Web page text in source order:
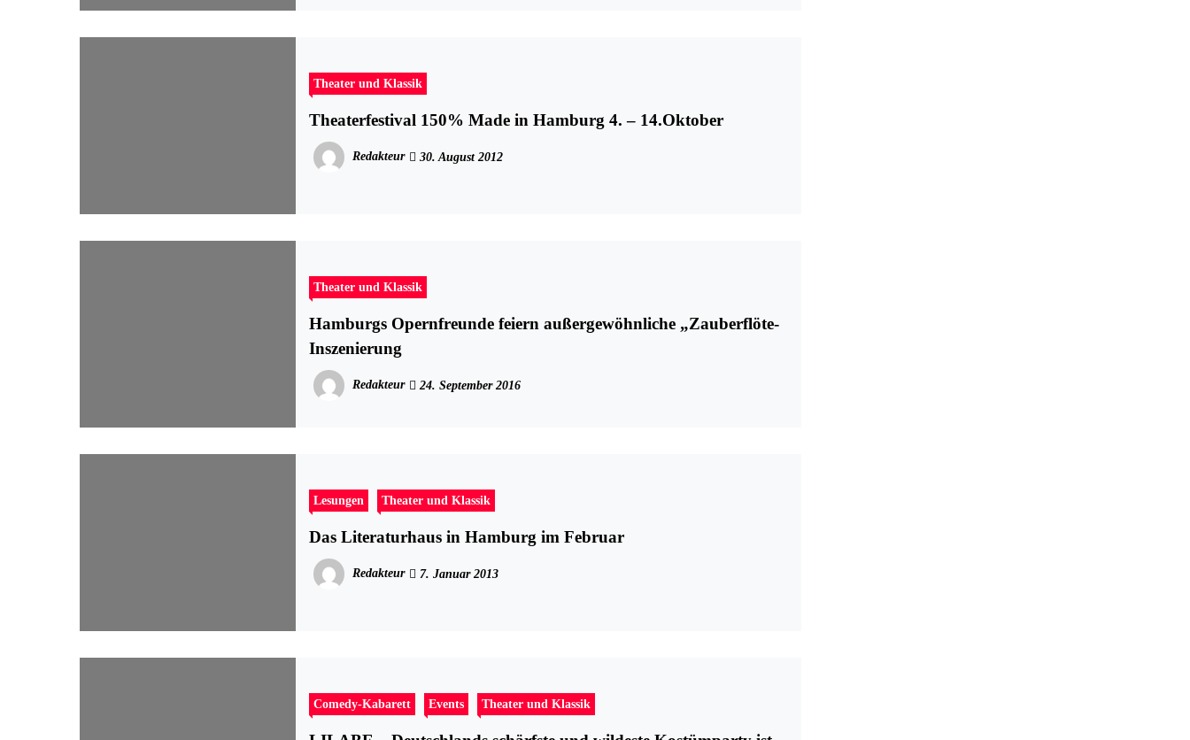
Theater und Klassik
Theaterfestival 150% Made in Hamburg 4. – 14.Oktober
Redakteur 30. August 2012
Theater und Klassik
Hamburgs Opernfreunde feiern außergewöhnliche „Zauberflöte-
Inszenierung
Redakteur 24. September 2016
Lesungen Theater und Klassik
Das Literaturhaus in Hamburg im Februar
Redakteur 7. Januar 2013
Comedy-Kabarett Events Theater und Klassik